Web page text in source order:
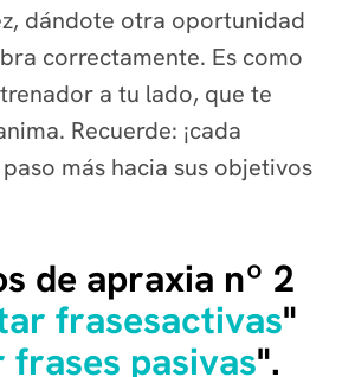
dándote otra oportunidad
correctamente. Es como
a tu lado, que te
Recuerde: ¡cada
más hacia sus objetivos
de apraxia nº 2
frasesactivas"
frases pasivas".